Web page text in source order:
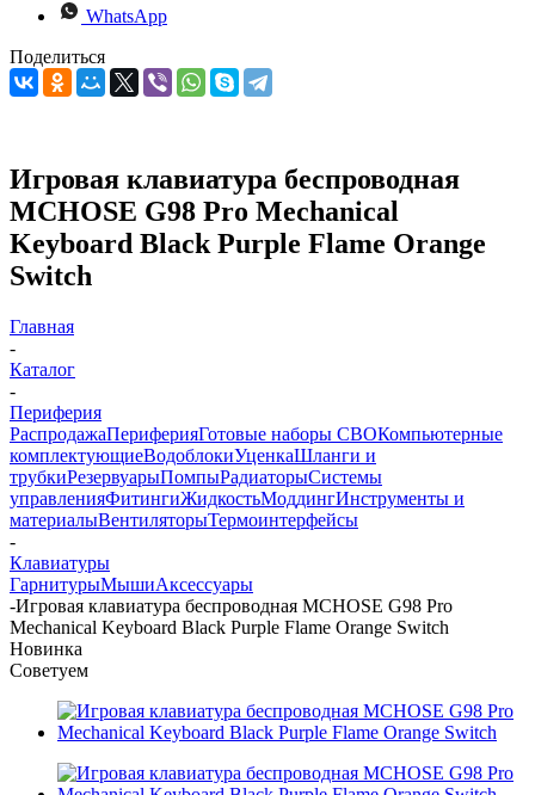
WhatsApp
Поделиться
Игровая клавиатура беспроводная
MCHOSE G98 Pro Mechanical
Keyboard Black Purple Flame Orange
Switch
Главная
-
Каталог
-
Периферия
РаспродажаПериферияГотовые наборы СВОКомпьютерные
комплектующиеВодоблокиУценкаШланги и
трубкиРезервуарыПомпыРадиаторыСистемы
управленияФитингиЖидкостьМоддингИнструменты и
материалыВентиляторыТермоинтерфейсы
-
Клавиатуры
ГарнитурыМышиАксессуары
-Игровая клавиатура беспроводная MCHOSE G98 Pro
Mechanical Keyboard Black Purple Flame Orange Switch
Новинка
Советуем